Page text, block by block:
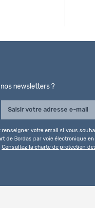
newsletters ?
renseigner votre email si vous
de Bordas par voie électronique
Consultez la charte de protection